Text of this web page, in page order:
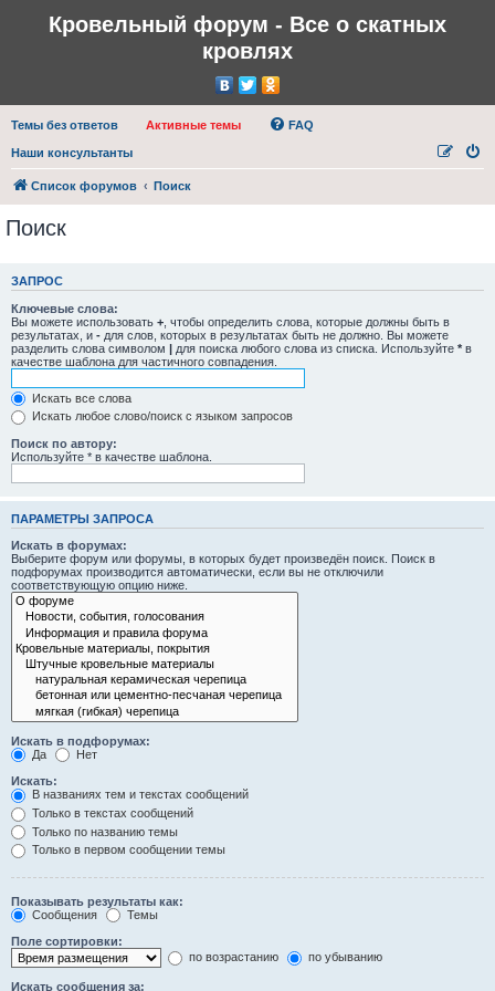
Кровельный форум - Все о скатных
кровлях
Темы без ответов Активные темы FAQ
Наши консультанты
Список форумов Поиск
Поиск
ЗАПРОС
Ключевые слова:
Вы можете использовать + , чтобы определить слова, которые должны быть в
результатах, и - для слов, которых в результатах быть не должно. Вы можете
разделить слова символом | для поиска любого слова из списка. Используйте * в
качестве шаблона для частичного совпадения.
Искать все слова
Искать любое слово/поиск с языком запросов
Поиск по автору:
Используйте * в качестве шаблона.
ПАРАМЕТРЫ ЗАПРОСА
Искать в форумах:
Выберите форум или форумы, в которых будет произведён поиск. Поиск в
подфорумах производится автоматически, если вы не отключили
соответствующую опцию ниже.
Искать в подфорумах:
Да
Нет
Искать:
В названиях тем и текстах сообщений
Только в текстах сообщений
Только по названию темы
Только в первом сообщении темы
Показывать результаты как:
Сообщения
Темы
Поле сортировки:
по возрастанию
по убыванию
Искать сообщения за: